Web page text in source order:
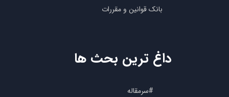
بانک قوانین و مقررات
#سرمقاله
داغ ترین بحث ها